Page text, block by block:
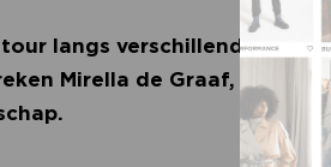
langs verschillende
Mirella de Graaf, Global